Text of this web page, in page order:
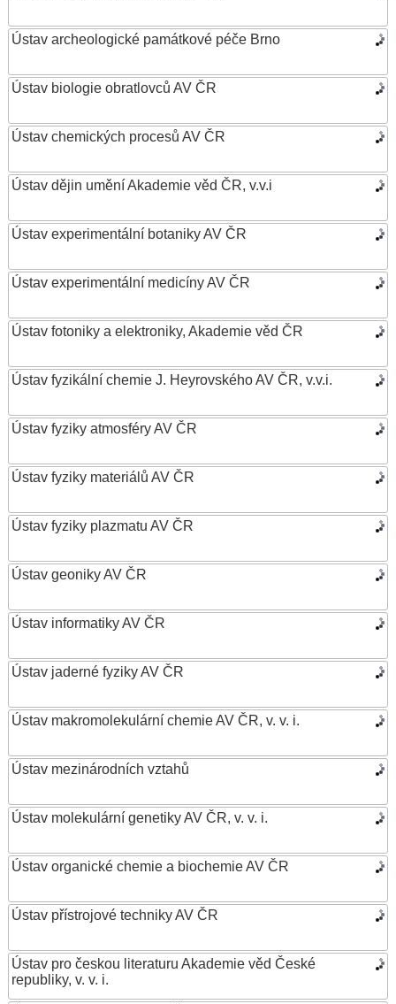
Ústav archeologické památkové péče Brno
Ústav biologie obratlovců AV ČR
Ústav chemických procesů AV ČR
Ústav dějin umění Akademie věd ČR, v.v.i
Ústav experimentální botaniky AV ČR
Ústav experimentální medicíny AV ČR
Ústav fotoniky a elektroniky, Akademie věd ČR
Ústav fyzikální chemie J. Heyrovského AV ČR, v.v.i.
Ústav fyziky atmosféry AV ČR
Ústav fyziky materiálů AV ČR
Ústav fyziky plazmatu AV ČR
Ústav geoniky AV ČR
Ústav informatiky AV ČR
Ústav jaderné fyziky AV ČR
Ústav makromolekulární chemie AV ČR, v. v. i.
Ústav mezinárodních vztahů
Ústav molekulární genetiky AV ČR, v. v. i.
Ústav organické chemie a biochemie AV ČR
Ústav přístrojové techniky AV ČR
Ústav pro českou literaturu Akademie věd České
republiky, v. v. i.